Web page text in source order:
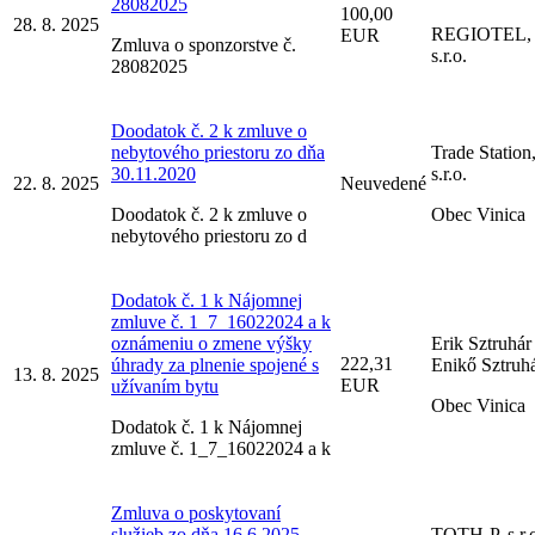
28. 8. 2025
Zmluva o sponzorstve č.
28082025
100,00
EUR
REGIOTEL,
s.r.o.
22. 8. 2025
Doodatok č. 2 k zmluve o
nebytového priestoru zo dňa
30.11.2020
Doodatok č. 2 k zmluve o
nebytového priestoru zo d
Neuvedené
Trade Station,
s.r.o.
Obec Vinica
13. 8. 2025
Dodatok č. 1 k Nájomnej
zmluve č. 1_7_16022024 a k
oznámeniu o zmene výšky
úhrady za plnenie spojené s
užívaním bytu
Dodatok č. 1 k Nájomnej
zmluve č. 1_7_16022024 a k
222,31
EUR
Erik Sztruhár
Enikő
Obec Vinica
Zmluva o poskytovaní